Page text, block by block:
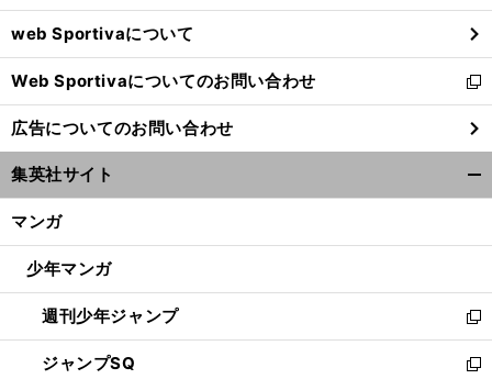
ウ
で
開
く
web Sportivaについて
Web Sportivaについてのお問い合わせ
新
し
い
ウ
ィ
ン
ウ
開
く
広告についてのお問い合わせ
集英社サイト
マンガ
少年マンガ
週刊少年ジャンプ
新
し
い
ジャンプSQ
新